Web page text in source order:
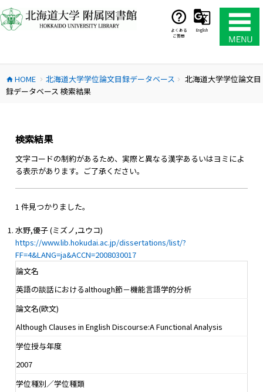
ン
テ
ス
キ
よくある
ご質問
English
home HOME chevron_right 北海道大学学位論文目録データベース chevron_right
北海道大学学位論文目
録データベース 検索結果
検索結果
文字コードの制約があるため、実際と異なる漢字あるいはヨミによ
る表示があります。ご了承ください。
1 件見つかりました。
水野,優子 (ミズノ,ユウコ)
https://www.lib.hokudai.ac.jp/dissertations/list/?
FF=4&LANG=ja&ACCN=2008030017
論文名
英語の談話におけるalthough節－機能言語学的分析
論文名(欧文)
Although Clauses in English Discourse:A Functional Analysis
学位授与年度
2007
学位種別／学位種類